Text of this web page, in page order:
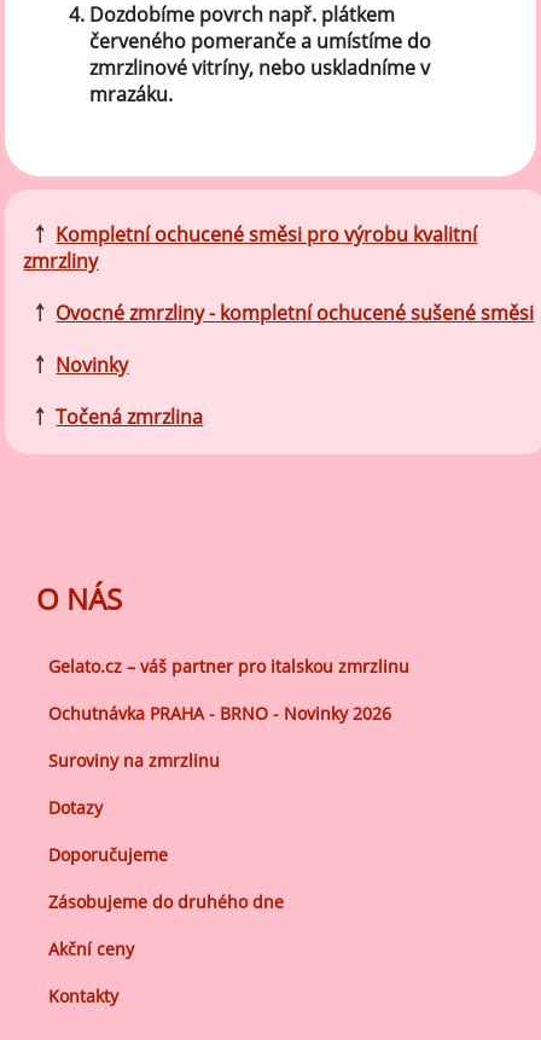
Dozdobíme povrch např. plátkem
červeného pomeranče a umístíme do
zmrzlinové vitríny, nebo uskladníme v
mrazáku.
￪ Kompletní ochucené směsi pro výrobu kvalitní
zmrzliny
￪ Ovocné zmrzliny - kompletní ochucené sušené směsi
￪ Novinky
￪ Točená zmrzlina
O NÁS
Gelato.cz – váš partner pro italskou zmrzlinu
Ochutnávka PRAHA - BRNO - Novinky 2026
Suroviny na zmrzlinu
Dotazy
Doporučujeme
Zásobujeme do druhého dne
Akční ceny
Kontakty